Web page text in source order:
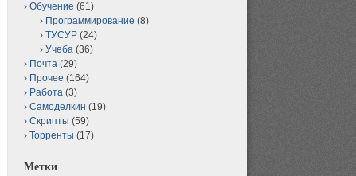
Обучение (61)
Программирование (8)
ТУСУР (24)
Учеба (36)
Почта (29)
Прочее (164)
Работа (3)
Самоделкин (19)
Скрипты (59)
Торренты (17)
Метки